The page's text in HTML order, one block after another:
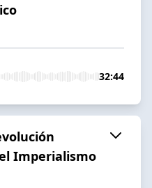
32:44
Imperialismo